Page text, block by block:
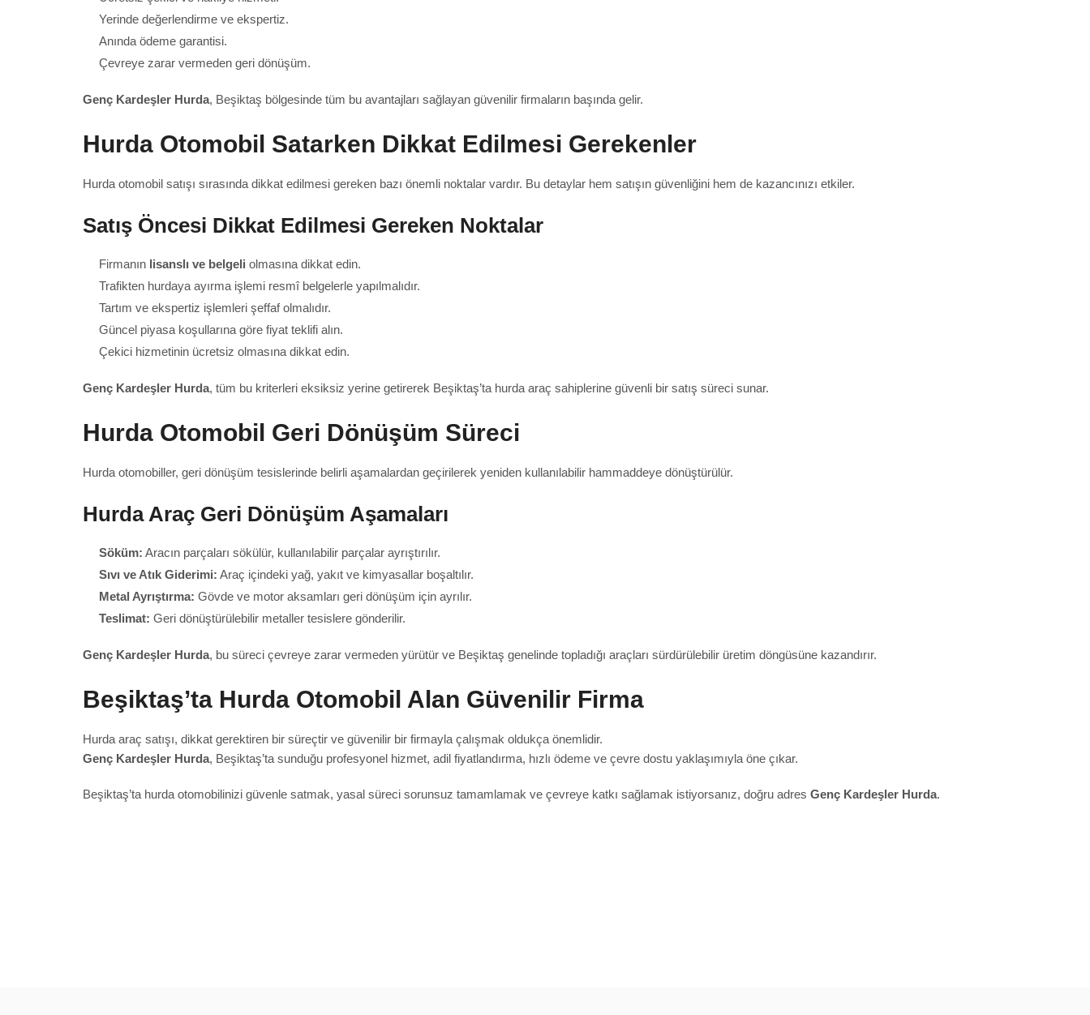
Yerinde değerlendirme ve ekspertiz.
Anında ödeme garantisi.
Çevreye zarar vermeden geri dönüşüm.
Genç Kardeşler Hurda, Beşiktaş bölgesinde tüm bu avantajları sağlayan güvenilir firmaların başında gelir.
Hurda Otomobil Satarken Dikkat Edilmesi Gerekenler
Hurda otomobil satışı sırasında dikkat edilmesi gereken bazı önemli noktalar vardır. Bu detaylar hem satışın güvenliğini hem de kazancınızı etkiler.
Satış Öncesi Dikkat Edilmesi Gereken Noktalar
Firmanın lisanslı ve belgeli olmasına dikkat edin.
Trafikten hurdaya ayırma işlemi resmî belgelerle yapılmalıdır.
Tartım ve ekspertiz işlemleri şeffaf olmalıdır.
Güncel piyasa koşullarına göre fiyat teklifi alın.
Çekici hizmetinin ücretsiz olmasına dikkat edin.
Genç Kardeşler Hurda, tüm bu kriterleri eksiksiz yerine getirerek Beşiktaş’ta hurda araç sahiplerine güvenli bir satış süreci sunar.
Hurda Otomobil Geri Dönüşüm Süreci
Hurda otomobiller, geri dönüşüm tesislerinde belirli aşamalardan geçirilerek yeniden kullanılabilir hammaddeye dönüştürülür.
Hurda Araç Geri Dönüşüm Aşamaları
Söküm: Aracın parçaları sökülür, kullanılabilir parçalar ayrıştırılır.
Sıvı ve Atık Giderimi: Araç içindeki yağ, yakıt ve kimyasallar boşaltılır.
Metal Ayrıştırma: Gövde ve motor aksamları geri dönüşüm için ayrılır.
Teslimat: Geri dönüştürülebilir metaller tesislere gönderilir.
Genç Kardeşler Hurda, bu süreci çevreye zarar vermeden yürütür ve Beşiktaş genelinde topladığı araçları sürdürülebilir üretim döngüsüne kazandırır.
Beşiktaş’ta Hurda Otomobil Alan Güvenilir Firma
Hurda araç satışı, dikkat gerektiren bir süreçtir ve güvenilir bir firmayla çalışmak oldukça önemlidir.
Genç Kardeşler Hurda, Beşiktaş’ta sunduğu profesyonel hizmet, adil fiyatlandırma, hızlı ödeme ve çevre dostu yaklaşımıyla öne çıkar.
Beşiktaş’ta hurda otomobilinizi güvenle satmak, yasal süreci sorunsuz tamamlamak ve çevreye katkı sağlamak istiyorsanız, doğru adres Genç Kardeşler Hurda.